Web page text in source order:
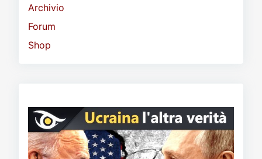
Archivio
Forum
Shop